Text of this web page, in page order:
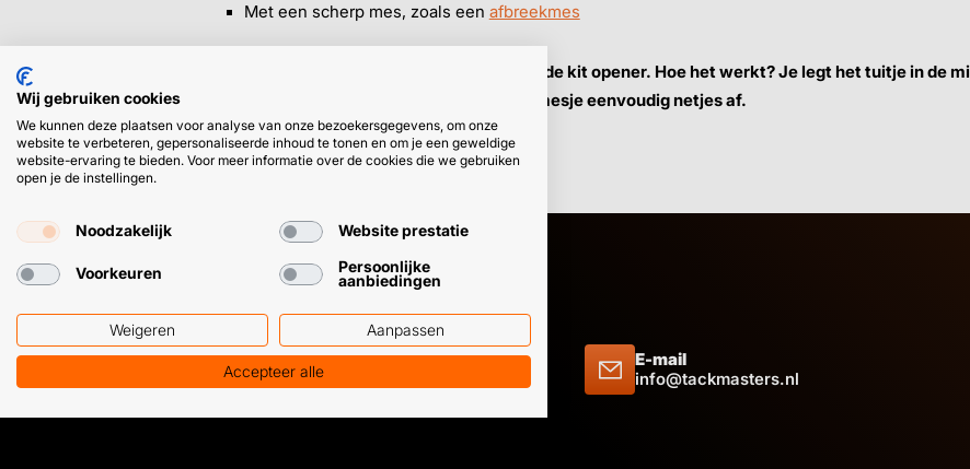
Met een scherp mes, zoals een afbreekmes
Het makkelijkst? Dat is natuurlijk met de kit opener. Hoe het werkt? Je legt het tuitje in de
schuin is, snij je ‘m met het uitklapbare mesje eenvoudig netjes af.
HULP OF ADVIES NODIG?
Klantenservice
+31 (0) 85 303 7224
WhatsApp
E-mail
info@tackmasters.nl
Wij gebruiken cookies
We kunnen deze plaatsen voor analyse van onze bezoekersgegevens, om onze
website te verbeteren, gepersonaliseerde inhoud te tonen en om je een geweldige
website-ervaring te bieden. Voor meer informatie over de cookies die we gebruiken
open je de instellingen.
Noodzakelijk Website prestatie
Voorkeuren
Persoonlijke
aanbiedingen
Weigeren Aanpassen
Accepteer alle